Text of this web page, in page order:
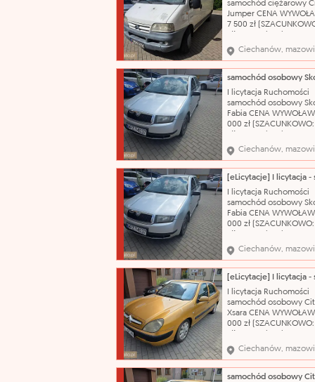
samochód ciężarowy
Jumper CENA
7 500 zł
Samochód dostawczy
Citroën Model: Jumper
nadwozia: bus
silnika: 2800 cm³
olej napędowy Rok
2004 Nr rejestracyjny:
WCI20555
Ciechanów,
I licytacja Ruchomości
samochód osobowy
Fabia CENA
000 zł
Samochód osobowy
Škoda Model: Fabia Typ
nadwozia: hatchback-
Pojemność silnika: 1198
Rodzaj paliwa:
produkcji: 2003
biegów: manualna Nr
Ciechanów,
I licytacja Ruchomości
samochód osobowy
Fabia CENA
000 zł
Samochód osobowy
Škoda Model: Fabia Typ
nadwozia: hatchback-
Pojemność silnika: 1198
Rodzaj paliwa:
produkcji: 2003
biegów: manualna Nr
Ciechanów,
I licytacja Ruchomości
samochód osobowy
Xsara CENA
000 zł
Samochód osobowy
Citroën Model: Xsara
nadwozia: hatchback-
Pojemność silnika: 1587
Ciechanów,